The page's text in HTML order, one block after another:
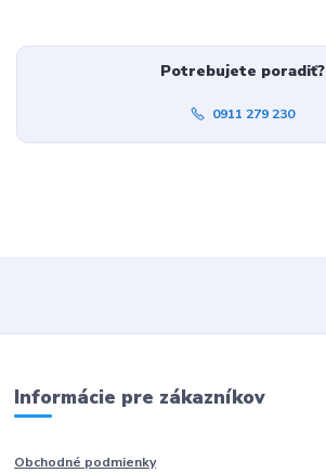
Potrebujete poradiť?
0911 279 230
Informácie pre zákazníkov
Obchodné podmienky